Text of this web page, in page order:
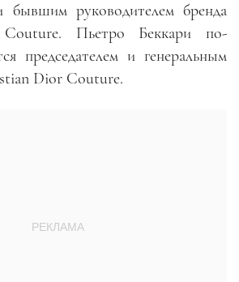
бывшим руководителем бренда
Пьетро Беккари по-
председателем и генеральным
Dior Couture.